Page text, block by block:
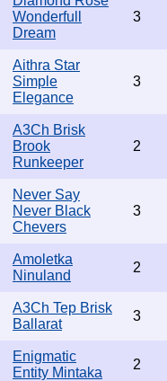
Wonderfull
Dream
3
Aithra Star
Simple
Elegance
3
A3Ch Brisk
Brook
Runkeeper
2
Never Say
Never Black
Chevers
3
Amoletka
Ninuland
2
A3Ch Tep Brisk
Ballarat
3
Enigmatic
Entity Mintaka
2